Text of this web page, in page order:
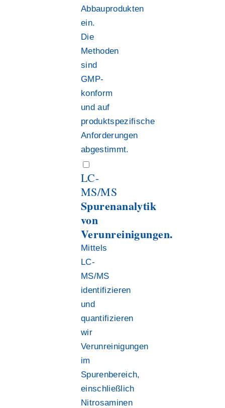
Abbauprodukten
ein.
Die
Methoden
sind
GMP-
konform
und auf
produktspezifische
Anforderungen
abgestimmt.
LC-
MS/MS
Spurenanalytik
von
Verunreinigungen.
Mittels
LC-
MS/MS
identifizieren
und
quantifizieren
wir
Verunreinigungen
im
Spurenbereich,
einschließlich
Nitrosaminen